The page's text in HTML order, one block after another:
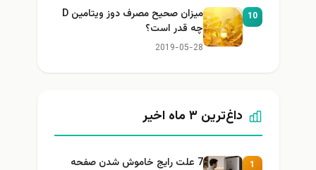
10
میزان صحیح مصرف دوز ویتامین D
چه قدر است؟
2019-05-28
داغ‌ترین ۳ ماه اخیر
1
7 علت رایج خاموش شدن صفحه